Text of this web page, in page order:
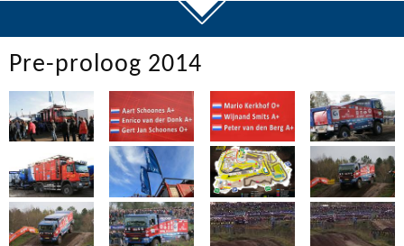
Pre-proloog 2014